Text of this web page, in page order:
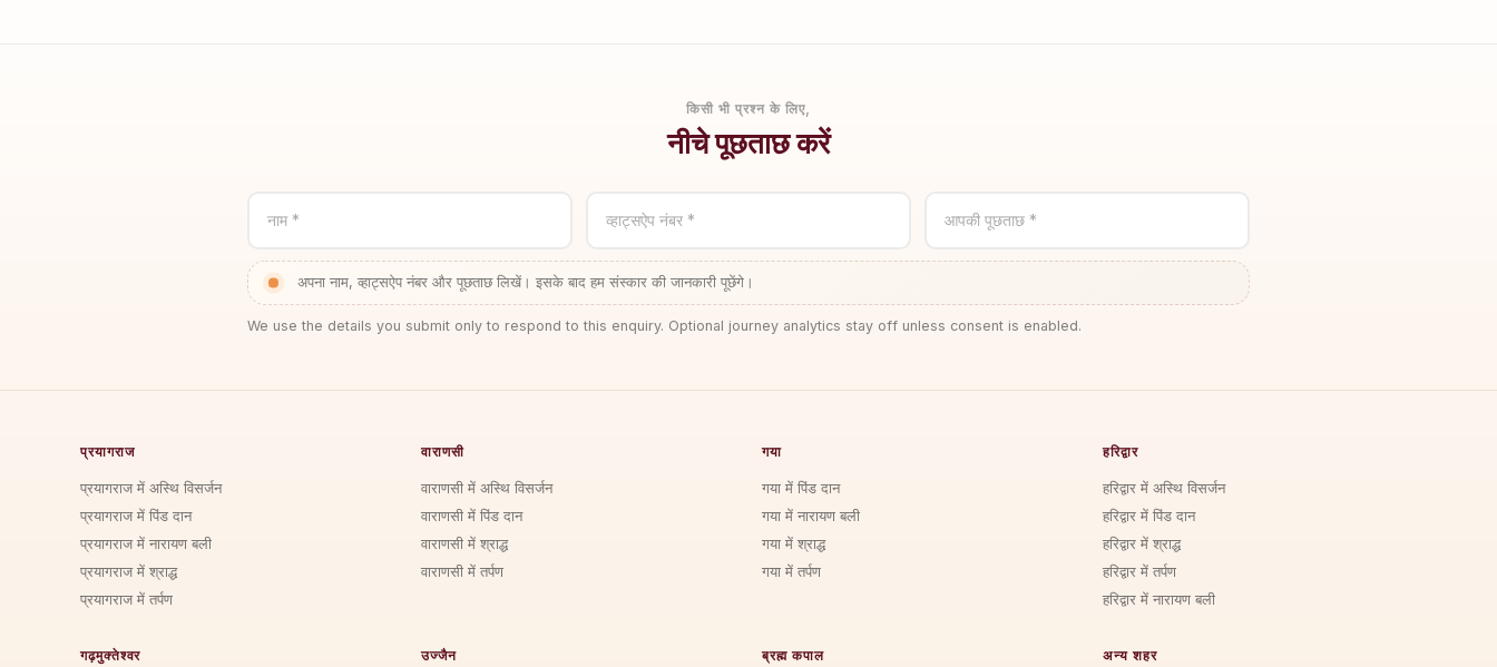
किसी भी प्रश्न के लिए,
नीचे पूछताछ करें
नाम * व्हाट्सऐप नंबर * आपकी पूछताछ *
अपना नाम, व्हाट्सऐप नंबर और पूछताछ लिखें। इसके बाद हम संस्कार की जानकारी पूछेंगे।
We use the details you submit only to respond to this enquiry. Optional journey analytics stay off unless consent is enabled.
प्रयागराज
प्रयागराज में अस्थि विसर्जन
प्रयागराज में पिंड दान
प्रयागराज में नारायण बली
प्रयागराज में श्राद्ध
प्रयागराज में तर्पण
वाराणसी
वाराणसी में अस्थि विसर्जन
वाराणसी में पिंड दान
वाराणसी में श्राद्ध
वाराणसी में तर्पण
गया
गया में पिंड दान
गया में नारायण बली
गया में श्राद्ध
गया में तर्पण
हरिद्वार
हरिद्वार में अस्थि विसर्जन
हरिद्वार में पिंड दान
हरिद्वार में श्राद्ध
हरिद्वार में तर्पण
हरिद्वार में नारायण बली
गढ़मुक्तेश्वर उज्जैन ब्रह्म कपाल अन्य शहर